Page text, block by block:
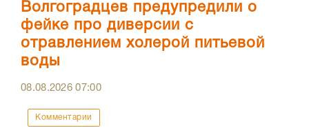
Волгоградцев предупредили о
фейке про диверсии с
отравлением холерой питьевой
воды
08.08.202607:00
Комментарии